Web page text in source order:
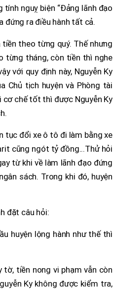
tính nguỵ biện “Đảng lãnh đạo
đứng ra điều hành tất cả.
tiền theo từng quý. Thế nhưng
từng tháng, còn tiền thì nghe
với quy định này, Nguyễn Ky
Chủ tịch huyện và Phòng tài
cơ chế tốt thì được Nguyễn Ky
tục đổi xe ô tô đi làm bằng xe
cũng ngót tỷ đồng...Thử hỏi
từ khi về làm lãnh đạo đứng
sách. Trong khi đó, huyện
đặt câu hỏi:
huyện lộng hành như thế thì
tờ, tiền nong vi phạm vẫn còn
Ky không được kiểm tra,